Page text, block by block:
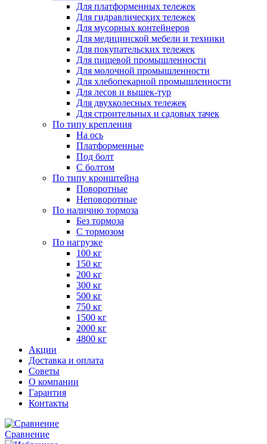
Для платформенных тележек
Для гидравлических тележек
Для мусорных контейнеров
Для медицинской мебели и техники
Для покупательских тележек
Для пищевой промышленности
Для молочной промышленности
Для хлебопекарной промышленности
Для лесов и вышек-тур
Для двухколесных тележек
Для строительных и садовых тачек
По типу крепления
На ось
Платформенные
Под болт
С болтом
По типу кронштейна
Поворотные
Неповоротные
По наличию тормоза
Без тормоза
С тормозом
По нагрузке
100 кг
150 кг
200 кг
300 кг
500 кг
750 кг
1500 кг
2000 кг
4800 кг
Акции
Доставка и оплата
Советы
О компании
Гарантия
Контакты
Сравнение